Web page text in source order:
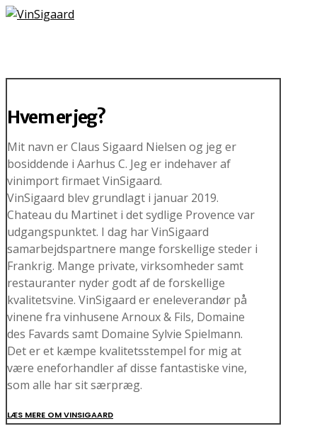
Hvem er jeg?
Mit navn er Claus Sigaard Nielsen og jeg er
bosiddende i Aarhus C. Jeg er indehaver af
vinimport firmaet VinSigaard.
VinSigaard blev grundlagt i januar 2019.
Chateau du Martinet i det sydlige Provence var
udgangspunktet. I dag har VinSigaard
samarbejdspartnere mange forskellige steder i
Frankrig. Mange private, virksomheder samt
restauranter nyder godt af de forskellige
kvalitetsvine. VinSigaard er eneleverandør på
vinene fra vinhusene Arnoux & Fils, Domaine
des Favards samt Domaine Sylvie Spielmann.
Det er et kæmpe kvalitetsstempel for mig at
være eneforhandler af disse fantastiske vine,
som alle har sit særpræg.
LÆS MERE OM VINSIGAARD